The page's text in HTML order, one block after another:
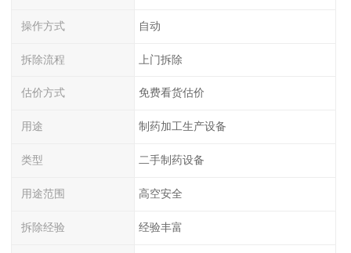
操作方式 自动
拆除流程 上门拆除
估价方式 免费看货估价
用途 制药加工生产设备
类型 二手制药设备
用途范围 高空安全
拆除经验 经验丰富